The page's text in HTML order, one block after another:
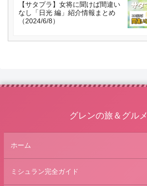
【サタプラ】女将に聞けば間違い
なし「日光 編」紹介情報まとめ
（2024/6/8）
グレンの旅＆グルメ
ホーム
ミシュラン完全ガイド